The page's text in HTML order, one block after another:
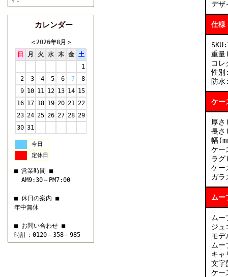
カレンダー
＜2026年8月 ＞
日
月 火 水 木 金 土
1
2
3 4 5 6 7
8
9 10 11 12 13 14 15
16 17 18 19 20 21 22
23 24 25 26 27 28 29
30 31
今日
定休日
■ 営業時間 ■
AM9:30～PM7:00
■ 休日の案内 ■
年中無休
■ お問い合わせ ■
時計：0120－358－985
デザ
仕様
重
コ
性別
防
ケー
厚
長
幅
ケー
ラ
ケー
ガラ
ムー
ム
ジ
モ
ム
キ
文字
ケー